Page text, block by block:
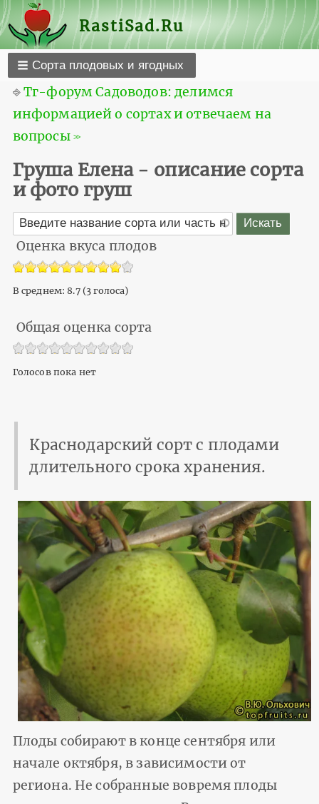
RastiSad.Ru
Сорта плодовых и ягодных
⎆Тг-форум Садоводов: делимся
информацией о сортах и отвечаем на
вопросы ≫
Груша Елена - описание сорта
и фото груш
Оценка вкуса плодов
В среднем:8.7 (3 голоса)
Общая оценка сорта
Голосов пока нет
Краснодарский сорт с плодами
длительного срока хранения.
Плоды собирают в конце сентября или
начале октября, в зависимости от
региона. Не собранные вовремя плоды